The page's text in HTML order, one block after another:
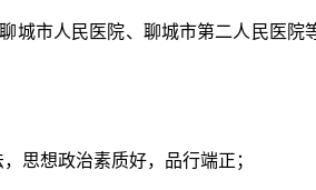
市人民医院、聊城市第二人民医院
想政治素质好，品行端正；